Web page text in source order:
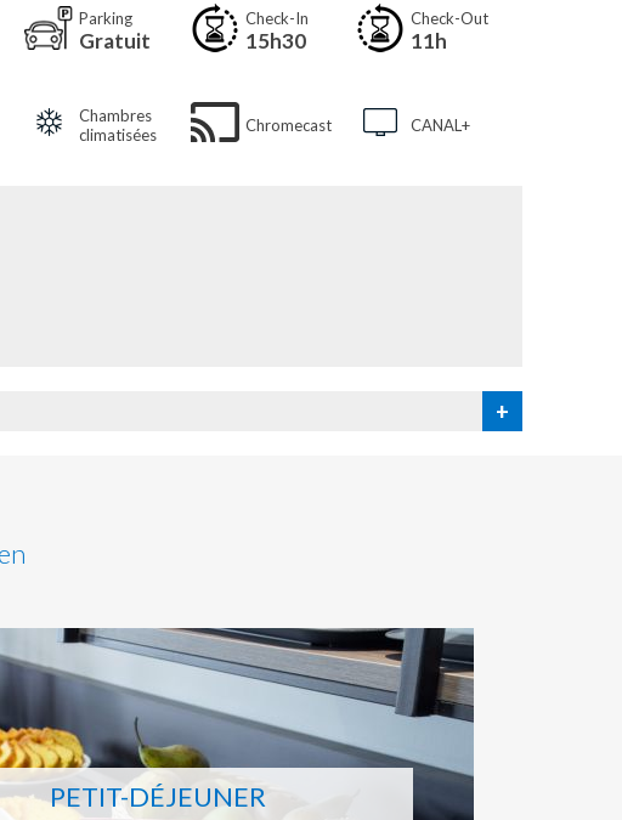
Parking
Gratuit
Check-In
15h30
Check-Out
11h
Chambres
climatisées
Chromecast CANAL+
+
PETIT-DÉJEUNER